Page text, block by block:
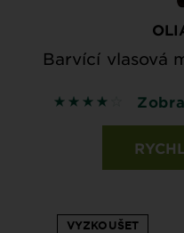
Barvící vlasová
4 out of 5 stars
VYZKOUŠET